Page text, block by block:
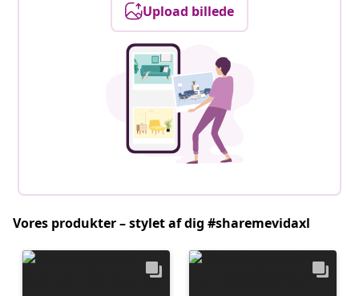
Upload billede
Vores produkter – stylet af dig #sharemevidaxl